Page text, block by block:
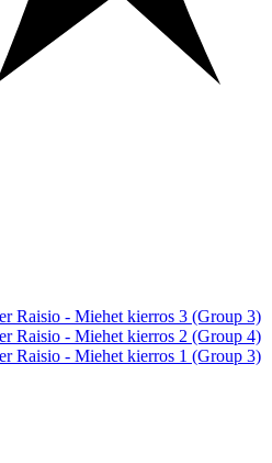
Raisio - Miehet kierros 3 (Group 3)
Raisio - Miehet kierros 2 (Group 4)
Raisio - Miehet kierros 1 (Group 3)